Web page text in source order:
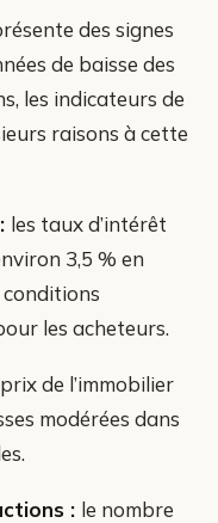
des signes
de baisse des
les indicateurs de
raisons à cette
les taux d’intérêt
3,5 % en
conditions
les acheteurs.
de l’immobilier
modérées dans
: le nombre